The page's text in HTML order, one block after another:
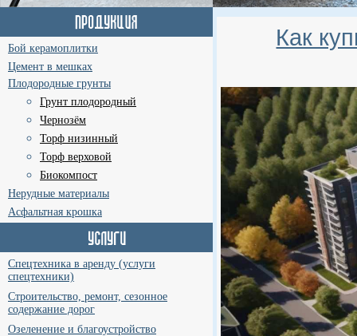
Бой керамоплитки
Цемент в мешках
Плодородные грунты
Грунт плодородный
Чернозём
Торф низинный
Торф верховой
Биокомпост
Нерудные материалы
Асфальтная крошка
Спецтехника в аренду (услуги
спецтехники)
Строительство, ремонт, сезонное
содержание дорог
Озеленение и благоустройство
Как